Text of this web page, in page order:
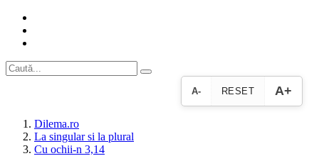
A- RESET A+
Dilema.ro
La singular si la plural
Cu ochii‑n 3,14